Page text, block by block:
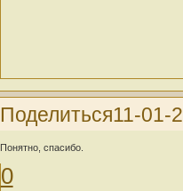
Поделиться11-01-
Понятно, спасибо.
0